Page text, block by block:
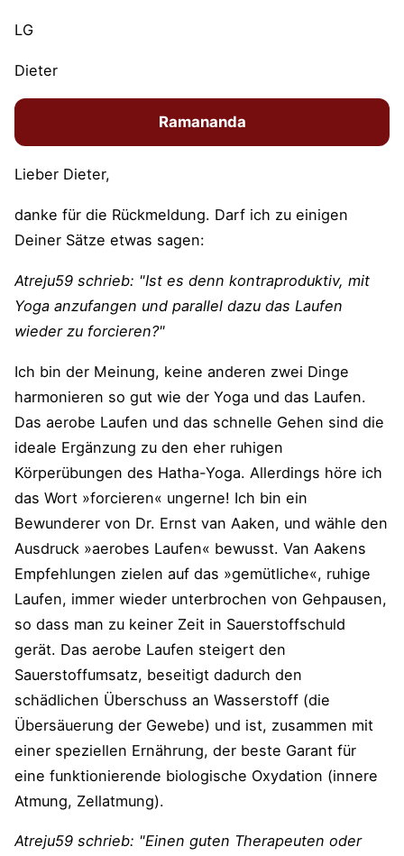
LG
Dieter
Ramananda
Lieber Dieter,
danke für die Rückmeldung. Darf ich zu einigen
Deiner Sätze etwas sagen:
Atreju59 schrieb: "Ist es denn kontraproduktiv, mit
Yoga anzufangen und parallel dazu das Laufen
wieder zu forcieren?"
Ich bin der Meinung, keine anderen zwei Dinge
harmonieren so gut wie der Yoga und das Laufen.
Das aerobe Laufen und das schnelle Gehen sind die
ideale Ergänzung zu den eher ruhigen
Körperübungen des Hatha-Yoga. Allerdings höre ich
das Wort »forcieren« ungerne! Ich bin ein
Bewunderer von Dr. Ernst van Aaken, und wähle den
Ausdruck »aerobes Laufen« bewusst. Van Aakens
Empfehlungen zielen auf das »gemütliche«, ruhige
Laufen, immer wieder unterbrochen von Gehpausen,
so dass man zu keiner Zeit in Sauerstoffschuld
gerät. Das aerobe Laufen steigert den
Sauerstoffumsatz, beseitigt dadurch den
schädlichen Überschuss an Wasserstoff (die
Übersäuerung der Gewebe) und ist, zusammen mit
einer speziellen Ernährung, der beste Garant für
eine funktionierende biologische Oxydation (innere
Atmung, Zellatmung).
Atreju59 schrieb: "Einen guten Therapeuten oder